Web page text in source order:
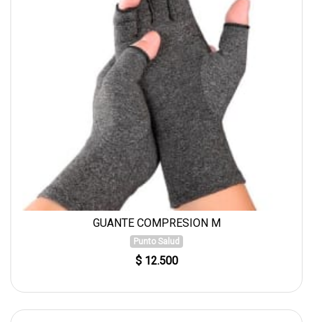
GUANTE COMPRESION M
Punto Salud
$ 12.500